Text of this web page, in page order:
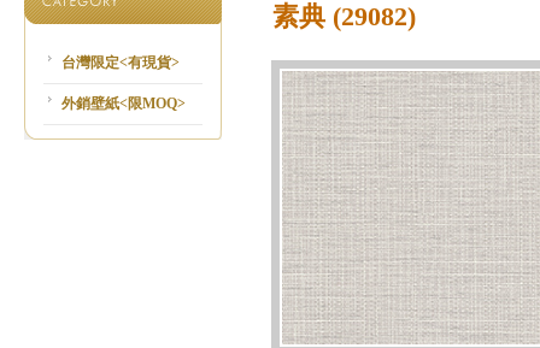
台灣限定<有現貨>
外銷壁紙<限MOQ>
素典 (29082)